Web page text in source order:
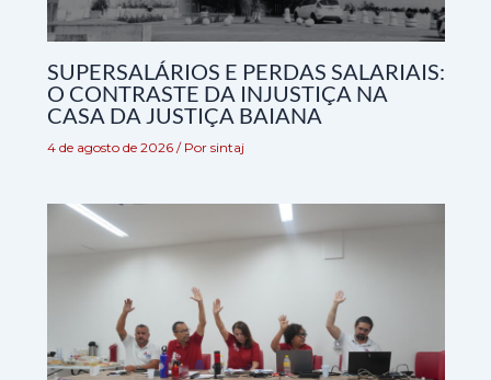
SUPERSALÁRIOS E PERDAS SALARIAIS:
O CONTRASTE DA INJUSTIÇA NA
CASA DA JUSTIÇA BAIANA
4 de agosto de 2026 / Por sintaj